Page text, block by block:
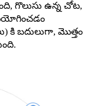
గొలుసు ఉన్న చోట,
కి బదులుగా, మొత్తం